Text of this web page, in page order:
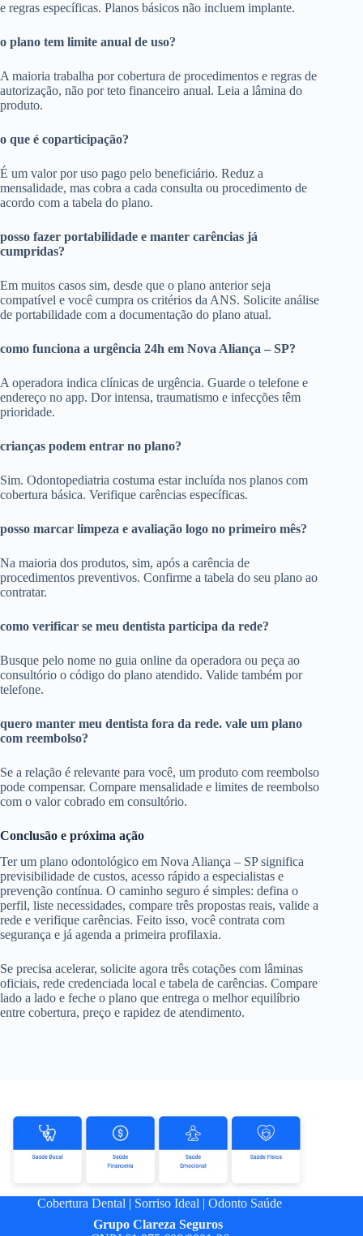
e regras específicas. Planos básicos não incluem implante.
o plano tem limite anual de uso?
A maioria trabalha por cobertura de procedimentos e regras de
autorização, não por teto financeiro anual. Leia a lâmina do
produto.
o que é coparticipação?
É um valor por uso pago pelo beneficiário. Reduz a
mensalidade, mas cobra a cada consulta ou procedimento de
acordo com a tabela do plano.
posso fazer portabilidade e manter carências já
cumpridas?
Em muitos casos sim, desde que o plano anterior seja
compatível e você cumpra os critérios da ANS. Solicite análise
de portabilidade com a documentação do plano atual.
como funciona a urgência 24h em Nova Aliança – SP?
A operadora indica clínicas de urgência. Guarde o telefone e
endereço no app. Dor intensa, traumatismo e infecções têm
prioridade.
crianças podem entrar no plano?
Sim. Odontopediatria costuma estar incluída nos planos com
cobertura básica. Verifique carências específicas.
posso marcar limpeza e avaliação logo no primeiro mês?
Na maioria dos produtos, sim, após a carência de
procedimentos preventivos. Confirme a tabela do seu plano ao
contratar.
como verificar se meu dentista participa da rede?
Busque pelo nome no guia online da operadora ou peça ao
consultório o código do plano atendido. Valide também por
telefone.
quero manter meu dentista fora da rede. vale um plano
com reembolso?
Se a relação é relevante para você, um produto com reembolso
pode compensar. Compare mensalidade e limites de reembolso
com o valor cobrado em consultório.
Conclusão e próxima ação
Ter um plano odontológico em Nova Aliança – SP significa
previsibilidade de custos, acesso rápido a especialistas e
prevenção contínua. O caminho seguro é simples: defina o
perfil, liste necessidades, compare três propostas reais, valide a
rede e verifique carências. Feito isso, você contrata com
segurança e já agenda a primeira profilaxia.
Se precisa acelerar, solicite agora três cotações com lâminas
oficiais, rede credenciada local e tabela de carências. Compare
lado a lado e feche o plano que entrega o melhor equilíbrio
entre cobertura, preço e rapidez de atendimento.
Cobertura Dental | Sorriso Ideal |Odonto Saúde
GrupoClareza Seguros